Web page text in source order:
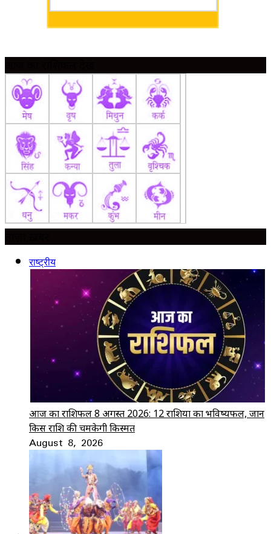
राष्ट्रीय
आज का राशिफल 8 अगस्त 2026: 12 राशियों का भविष्यफल, जानें
किस राशि की चमकेगी किस्मत
August 8, 2026